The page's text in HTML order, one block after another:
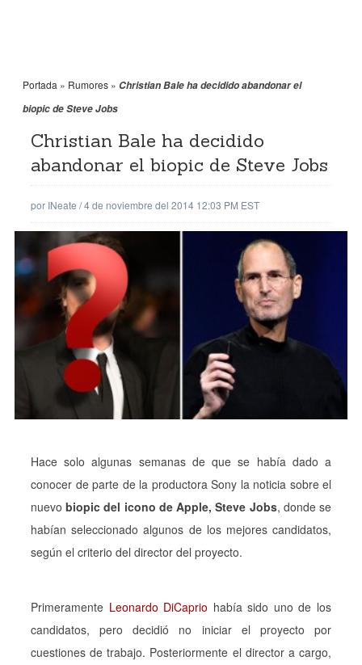
Portada » Rumores » Christian Bale ha decidido abandonar el
biopic de Steve Jobs
Christian Bale ha decidido
abandonar el biopic de Steve Jobs
por INeate /4 de noviembre del 2014 12:03 PM EST
Hace solo algunas semanas de que se había dado a
conocer de parte de la productora Sony la noticia sobre el
nuevobiopic del icono de Apple, Steve Jobs, donde se
habían seleccionado algunos de los mejores candidatos,
según el criterio del director del proyecto.
Primeramente Leonardo DiCaprio había sido uno de los
candidatos, pero decidió no iniciar el proyecto por
cuestiones de trabajo. Posteriormente el director a cargo,